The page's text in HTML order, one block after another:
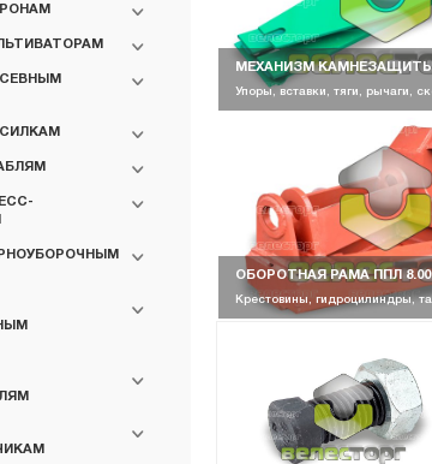
МЕХАНИЗМ КАМНЕЗАЩИТЫ
Упоры, вставки, тяги, рычаги,
ОБОРОТНАЯ РАМА ППЛ
Крестовины, гидроцилиндры,